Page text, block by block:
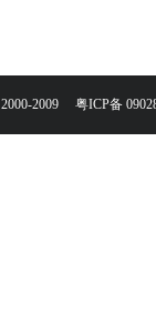
2009 粤ICP备